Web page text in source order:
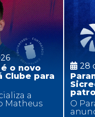
o novo
Clube para
a
Matheus
28
O